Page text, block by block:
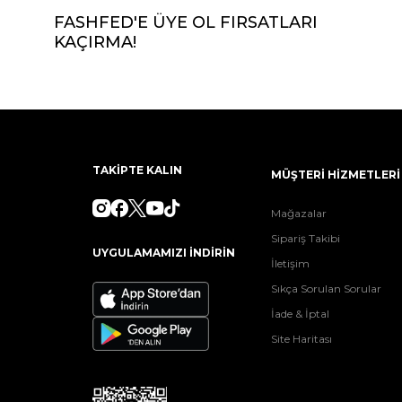
FASHFED'E ÜYE OL FIRSATLARI
KAÇIRMA!
TAKİPTE KALIN
UYGULAMAMIZI İNDİRİN
MÜŞTERİ HİZMETLERİ
Mağazalar
Sipariş Takibi
İletişim
Sıkça Sorulan Sorular
İade & İptal
Site Haritası